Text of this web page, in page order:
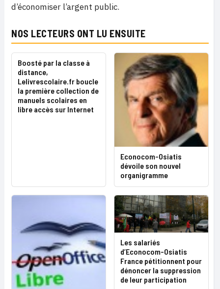
d’économiser l’argent public.
NOS LECTEURS ONT LU ENSUITE
Boosté par la classe à
distance,
Lelivrescolaire.fr boucle
la première collection de
manuels scolaires en
libre accès sur Internet
Econocom-Osiatis
dévoile son nouvel
organigramme
Les salariés
d’Econocom-Osiatis
France pétitionnent pour
dénoncer la suppression
de leur participation